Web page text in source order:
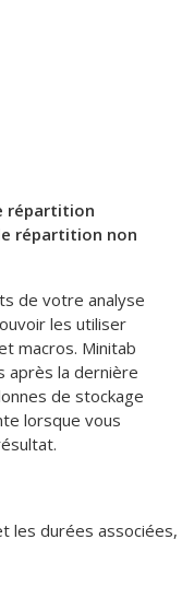
répartition
répartition non
de votre analyse
les utiliser
macros. Minitab
après la dernière
de stockage
lorsque vous
les durées